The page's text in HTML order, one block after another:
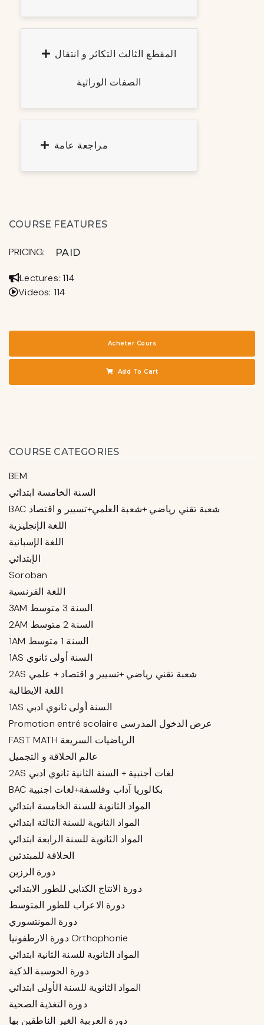
المقطع الثالث التكاثر و انتقال
الصفات الوراثية
مراجعة عامة
COURSE FEATURES
PRICING: PAID
Lectures: 114
Videos: 114
Acheter Cours
Add To Cart
COURSE CATEGORIES
BEM
السنة الخامسة ابتدائي
BAC شعبة تقني رياضي +شعبة العلمي+تسيير و اقتصاد
اللغة الإنجليزية
اللغة الإسبانية
الإبتدائي
Soroban
اللغة الفرنسية
3AM السنة 3 متوسط
2AM السنة 2 متوسط
1AM السنة 1 متوسط
1AS السنة أولى ثانوي
2AS شعبة تقني رياضي +تسيير و اقتصاد + علمي
اللغة الايطالية
1AS السنة أولى ثانوي ادبي
Promotion entré scolaire عرض الدخول المدرسي
FAST MATH الرياضيات السريعة
عالم الحلاقة و التجميل
2AS لغات أجنبية + السنة الثانية ثانوي ادبي
BAC بكالوريا آداب وفلسفة+لغات اجنبية
المواد الثانوية للسنة الخامسة ابتدائي
المواد الثانوية للسنة الثالثة ابتدائي
المواد الثانوية للسنة الرابعة ابتدائي
الحلاقة للمبتدئين
دورة الرزين
دورة الانتاج الكتابي للطور الابتدائي
دورة الاعراب للطور المتوسط
دورة المونتسوري
دورة الارطفونيا Orthophonie
المواد الثانوية للسنة الثانية ابتدائي
دورة الحوسبة الذكية
المواد الثانوية للسنة الأولى ابتدائي
دورة التغذية الصحية
دورة العربية الغير الناطقين بها